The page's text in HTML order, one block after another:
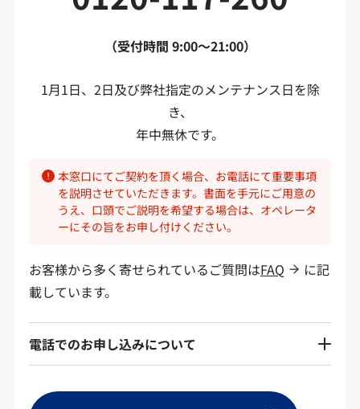
（受付時間 9:00～21:00）
1月1日、2日及び弊社指定のメンテナンス日を除
き、
年中無休です。
本窓口にてご契約を頂く場合、お電話にて重要事項
を説明させていただきます。書面を手元にご用意の
うえ、口頭でご説明を希望する場合は、オペレータ
ーにその旨をお申し付けください。
お客様から多く寄せられているご質問はFAQ
に記
載しています。
電話でのお申し込みについて